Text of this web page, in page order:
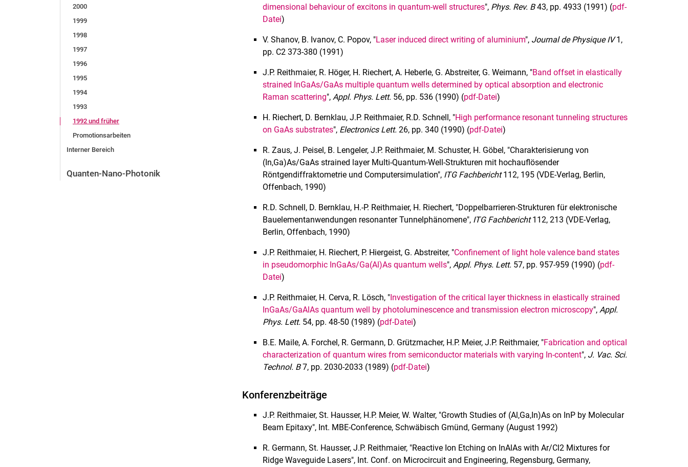
2000
1999
1998
1997
1996
1995
1994
1993
1992 und früher
Promotionsarbeiten
Interner Bereich
Quanten-Nano-Photonik
dimensional behaviour of excitons in quantum-well structures", Phys. Rev. B43, pp. 4933 (1991) (pdf-
Datei)
V. Shanov, B. Ivanov, C. Popov, "Laser induced direct writing of aluminium", Journal de Physique IV1,
pp. C2 373-380 (1991)
J.P. Reithmaier, R. Höger, H. Riechert, A. Heberle, G. Abstreiter, G. Weimann, "Band offset in elastically
strained InGaAs/GaAs multiple quantum wells determined by optical absorption and electronic
Raman scattering",Appl. Phys. Lett. 56, pp. 536 (1990) (pdf-Datei)
H. Riechert, D. Bernklau, J.P. Reithmaier, R.D. Schnell, "High performance resonant tunneling structures
on GaAs substrates", Electronics Lett. 26, pp. 340 (1990) (pdf-Datei)
R. Zaus, J. Peisel, B. Lengeler, J.P. Reithmaier, M. Schuster, H. Göbel, "Charakterisierung von
(In,Ga)As/GaAs strained layer Multi-Quantum-Well-Strukturen mit hochauflösender
Röntgendiffraktometrie und Computersimulation", ITG Fachbericht112, 195 (VDE-Verlag, Berlin,
Offenbach, 1990)
R.D. Schnell, D. Bernklau, H.-P. Reithmaier, H. Riechert, "Doppelbarrieren-Strukturen für elektronische
Bauelementanwendungen resonanter Tunnelphänomene", ITG Fachbericht112, 213 (VDE-Verlag,
Berlin, Offenbach, 1990)
J.P. Reithmaier, H. Riechert, P. Hiergeist, G. Abstreiter, "Confinement of light hole valence band states
in pseudomorphic InGaAs/Ga(Al)As quantum wells",Appl. Phys. Lett. 57, pp. 957-959 (1990) (pdf-
Datei)
J.P. Reithmaier, H. Cerva, R. Lösch, "Investigation of the critical layer thickness in elastically strained
InGaAs/GaAlAs quantum well by photoluminescence and transmission electron microscopy",Appl.
Phys. Lett. 54, pp. 48-50 (1989) (pdf-Datei)
B.E. Maile, A. Forchel, R. Germann, D. Grützmacher, H.P. Meier, J.P. Reithmaier, "Fabrication and optical
characterization of quantum wires from semiconductor materials with varying In-content", J. Vac. Sci.
Technol. B7, pp. 2030-2033 (1989) (pdf-Datei)
Konferenzbeiträge
J.P. Reithmaier, St. Hausser, H.P. Meier, W. Walter, "Growth Studies of (Al,Ga,In)As on InP by Molecular
Beam Epitaxy", Int. MBE-Conference, Schwäbisch Gmünd, Germany (August 1992)
R. Germann, St. Hausser, J.P. Reithmaier, "Reactive Ion Etching on InAlAs with Ar/Cl2 Mixtures for
Ridge Waveguide Lasers", Int. Conf. on Microcircuit and Engineering, Regensburg, Germany,